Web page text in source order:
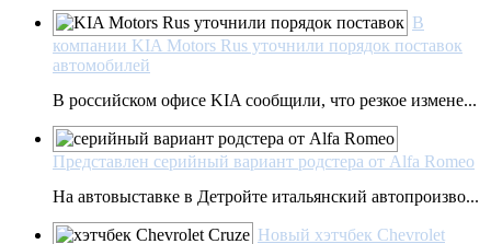
В
компании KIA Motors Rus уточнили порядок поставок
автомобилей
В российском офисе KIA сообщили, что резкое измене...
Представлен серийный вариант родстера от Alfa Romeo
На автовыставке в Детройте итальянский автопроизво...
Новый хэтчбек Chevrolet